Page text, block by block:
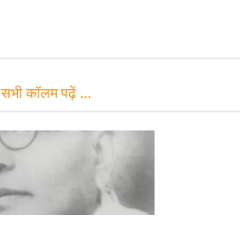
सभी कॉलम पढ़ें …